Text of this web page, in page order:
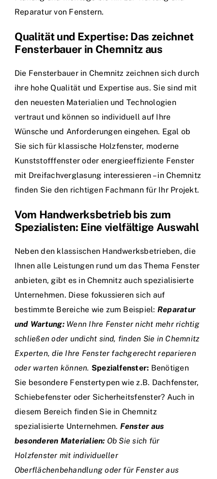
Reparatur von Fenstern.
Qualität und Expertise: Das zeichnet
Fensterbauer in Chemnitz aus
Die Fensterbauer in Chemnitz zeichnen sich durch
ihre hohe Qualität und Expertise aus. Sie sind mit
den neuesten Materialien und Technologien
vertraut und können so individuell auf Ihre
Wünsche und Anforderungen eingehen. Egal ob
Sie sich für klassische Holzfenster, moderne
Kunststofffenster oder energieeffiziente Fenster
mit Dreifachverglasung interessieren – in Chemnitz
finden Sie den richtigen Fachmann für Ihr Projekt.
Vom Handwerksbetrieb bis zum
Spezialisten: Eine vielfältige Auswahl
Neben den klassischen Handwerksbetrieben, die
Ihnen alle Leistungen rund um das Thema Fenster
anbieten, gibt es in Chemnitz auch spezialisierte
Unternehmen. Diese fokussieren sich auf
bestimmte Bereiche wie zum Beispiel: Reparatur
und Wartung:Wenn Ihre Fenster nicht mehr richtig
schließen oder undicht sind, finden Sie in Chemnitz
Experten, die Ihre Fenster fachgerecht reparieren
oder warten können. Spezialfenster: Benötigen
Sie besondere Fenstertypen wie z.B. Dachfenster,
Schiebefenster oder Sicherheitsfenster? Auch in
diesem Bereich finden Sie in Chemnitz
spezialisierte Unternehmen. Fenster aus
besonderen Materialien: Ob Sie sich für
Holzfenster mit individueller
Oberflächenbehandlung oder für Fenster aus